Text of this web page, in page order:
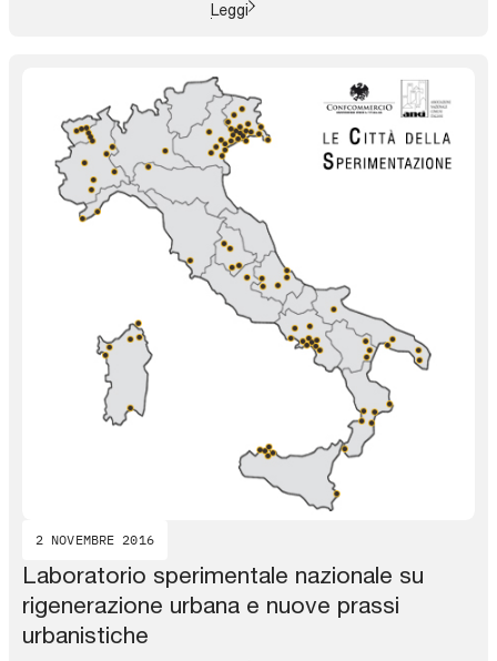
Leggi
2 NOVEMBRE 2016
Laboratorio sperimentale nazionale su
rigenerazione urbana e nuove prassi
urbanistiche